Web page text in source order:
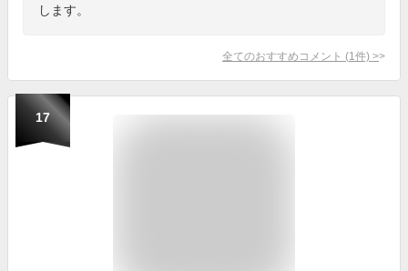
します。
全てのおすすめコメント (1 件) >
17